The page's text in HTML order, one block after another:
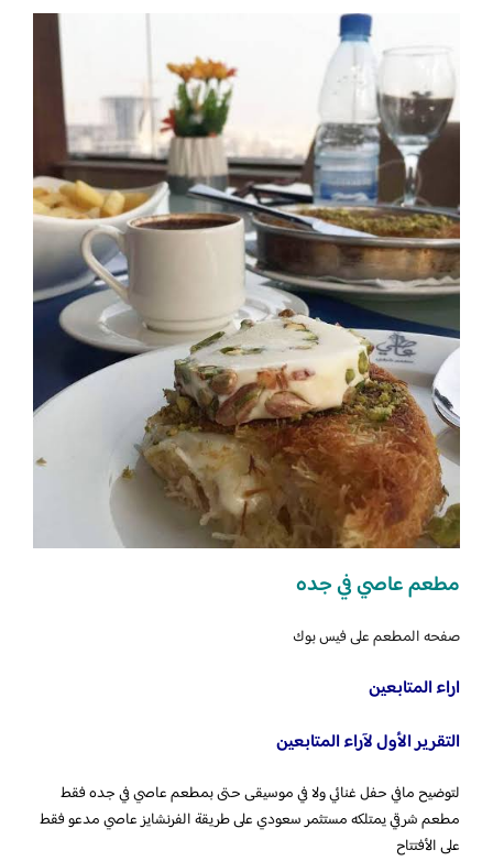
مطعم عاصي في جده
صفحه المطعم على فيس بوك
اراء المتابعين
التقرير الأول لآراء المتابعين
‏لتوضيح مافي حفل غنائي ولا في موسيقى حتى بمطعم عاصي في جده فقط
مطعم شرقي يمتلكه مستثمر سعودي على طريقة الفرنشايز عاصي مدعو فقط
على الأفتتاح